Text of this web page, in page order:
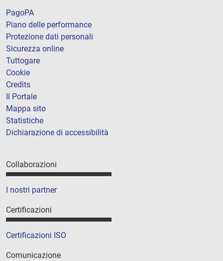
PagoPA
Piano delle performance
Protezione dati personali
Sicurezza online
Tuttogare
Cookie
Credits
Il Portale
Mappa sito
Statistiche
Dichiarazione di accessibilità
Collaborazioni
I nostri partner
Certificazioni
Certificazioni ISO
Comunicazione